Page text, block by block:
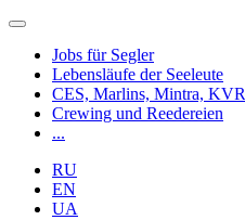
Jobs für Segler
Lebensläufe der Seeleute
CES, Marlins, Mintra, KVR
Crewing und Reedereien
...
RU
EN
UA